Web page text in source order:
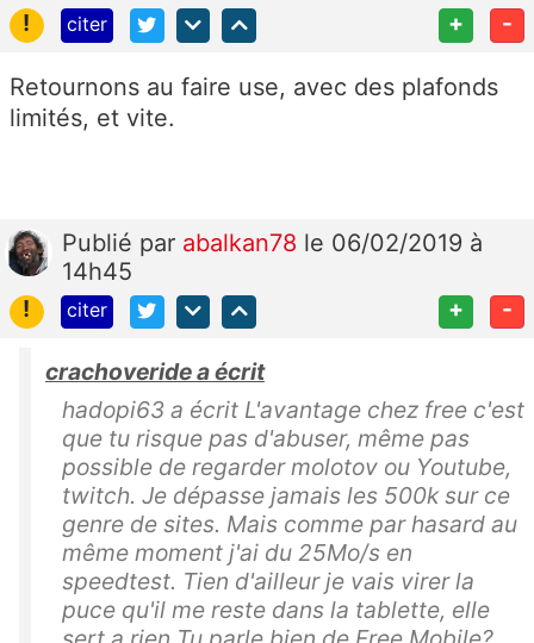
!
citer + -
Retournons au faire use, avec des plafonds
limités, et vite.
Publié par abalkan78 le 06/02/2019 à
14h45
!
citer + -
crachoveride a écrit
hadopi63 a écrit L'avantage chez free c'est
que tu risque pas d'abuser, même pas
possible de regarder molotov ou Youtube,
twitch. Je dépasse jamais les 500k sur ce
genre de sites. Mais comme par hasard au
même moment j'ai du 25Mo/s en
speedtest. Tien d'ailleur je vais virer la
puce qu'il me reste dans la tablette, elle